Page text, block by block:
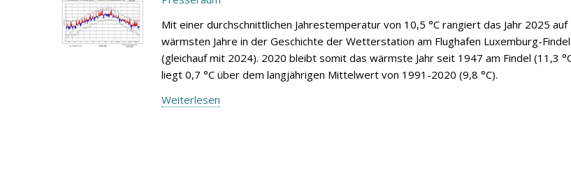
Mit einer durchschnittlichen Jahrestemperatur von 10,5 °C rangiert das Jahr 2025
wärmsten Jahre in der Geschichte der Wetterstation am Flughafen Luxemburg-
(gleichauf mit 2024). 2020 bleibt somit das wärmste Jahr seit 1947 am Findel (11,3
liegt 0,7 °C über dem langjährigen Mittelwert von 1991-2020 (9,8 °C).
Weiterlesen